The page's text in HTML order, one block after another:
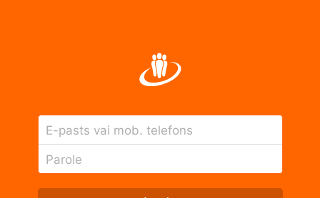
E-pasts vai mob. telefons
Parole